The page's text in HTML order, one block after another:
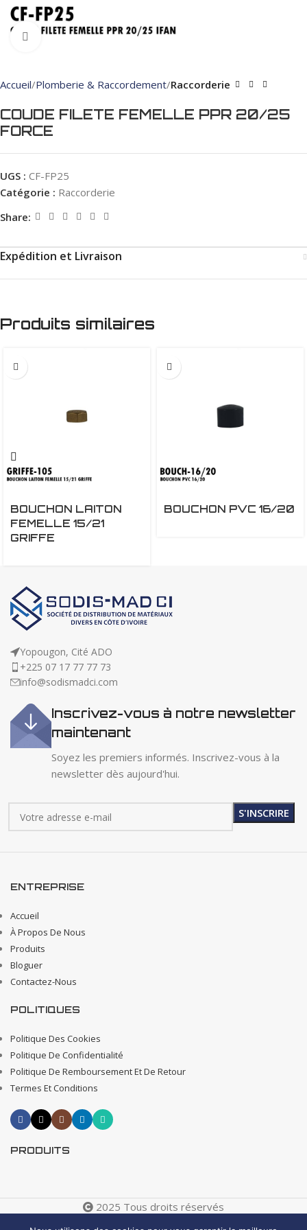
Click to enlarge
Accueil Plomberie & Raccordement Raccorderie
COUDE FILETE FEMELLE PPR 20/25
FORCE
UGS : CF-FP25
Catégorie : Raccorderie
Share:
Expédition et Livraison
Produits similaires
BOUCHON LAITON
FEMELLE 15/21
GRIFFE
BOUCHON PVC 16/20
Yopougon, Cité ADO
+225 07 17 77 77 73
info@sodismadci.com
Inscrivez-vous à notre newsletter
maintenant
Soyez les premiers informés. Inscrivez-vous à la
newsletter dès aujourd'hui.
ENTREPRISE
Accueil
À Propos De Nous
Produits
Bloguer
Contactez-Nous
POLITIQUES
Politique Des Cookies
Politique De Confidentialité
Politique De Remboursement Et De Retour
Termes Et Conditions
PRODUITS
2025 Tous droits réservés